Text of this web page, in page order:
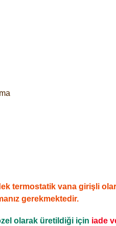
termostatik vana girişli
gerekmektedir.
olarak üretildiği için iade